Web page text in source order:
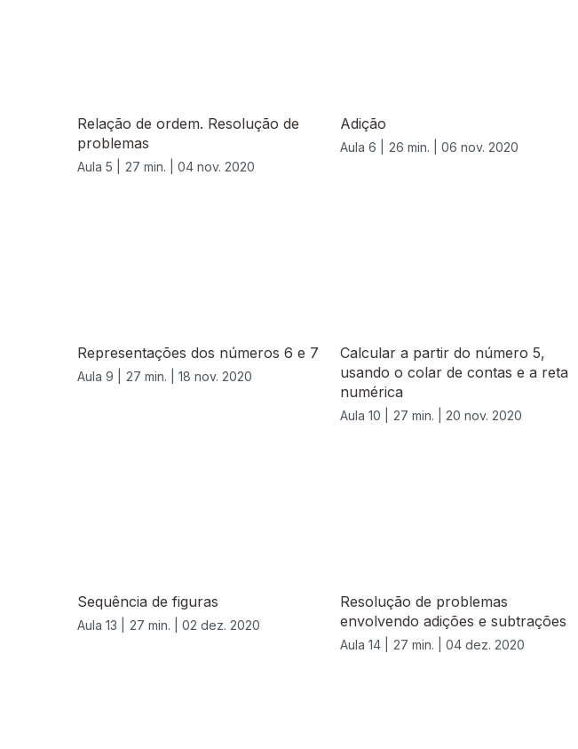
Relação de ordem. Resolução de
problemas
Aula 5 | 27 min. | 04 nov. 2020
Adição
Aula 6 | 26 min. | 06 nov. 2020
Representações dos números 6 e 7
Aula 9 | 27 min. | 18 nov. 2020
Calcular a partir do número 5,
usando o colar de contas e a reta
numérica
Aula 10 | 27 min. | 20 nov. 2020
Sequência de figuras
Aula 13 | 27 min. | 02 dez. 2020
Resolução de problemas
envolvendo adições e subtrações
Aula 14 | 27 min. | 04 dez. 2020